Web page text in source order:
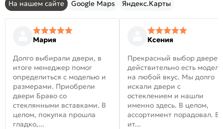
На нашем сайте Google Maps Яндекс.Карты
Мария
Долго выбирали двери, в
итоге менеджер помог
определиться с моделью и
размерами. Приобрели
двери Браво со
стеклянными вставками. В
целом, покупка прошла
гладко,...
Ксения
Прекрасный выбор
действительно есть модели
на любой вкус. Мы долго
искали двери с
остеклением и нашли
именно здесь. В целом,
ассортимент порадовал. В
ит...